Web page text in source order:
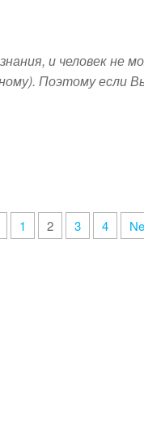
o
o
и человек не
Поэтому если
1 2 3 4